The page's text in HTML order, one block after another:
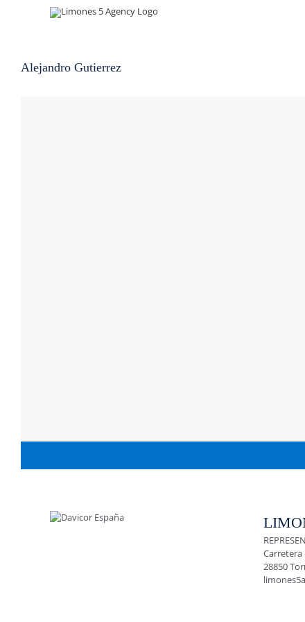
Alejandro Gutierrez
Carretera
28850